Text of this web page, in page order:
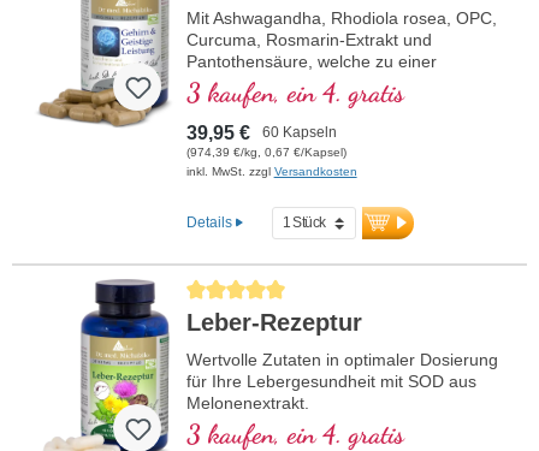
Mit Ashwagandha, Rhodiola rosea, OPC,
Curcuma, Rosmarin-Extrakt und
Pantothensäure, welche zu einer
normalen geistigen Leistungsfähigkeit
beiträgt und an der Synthese und dem
Stoffwechsel einiger Neurotransmitter
beteiligt ist. B-Vitamine bioaktiv!
3 kaufen, ein 4. gratis
39,95 € 60 Kapseln
(974,39 €/kg, 0,67 €/Kapsel)
inkl. MwSt. zzgl Versandkosten
Details
Durchschnittliche Bewertung von 5 von 5 Sternen
Leber-Rezeptur
Wertvolle Zutaten in optimaler Dosierung
für Ihre Lebergesundheit mit SOD aus
Melonenextrakt.
3 kaufen, ein 4. gratis